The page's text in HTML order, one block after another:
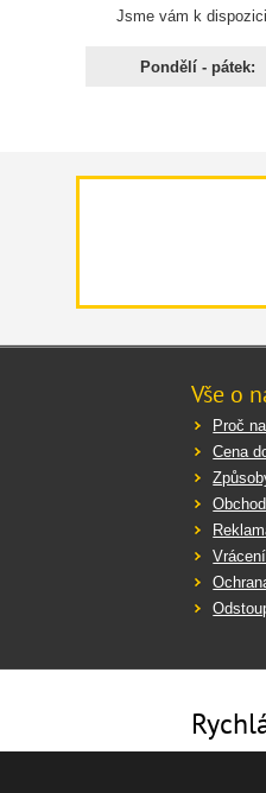
Jsme vám k
Pondělí - pátek:
Vše o
Proč
Cena